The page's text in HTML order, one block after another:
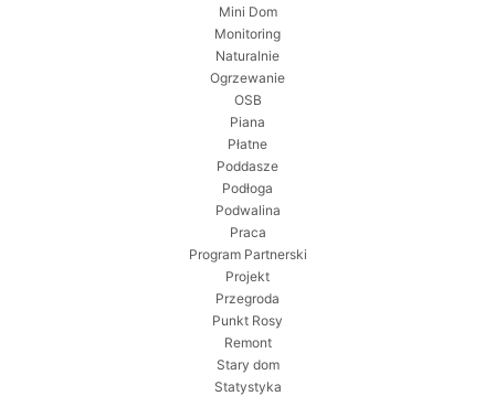
Mini Dom
Monitoring
Naturalnie
Ogrzewanie
OSB
Piana
Płatne
Poddasze
Podłoga
Podwalina
Praca
Program Partnerski
Projekt
Przegroda
Punkt Rosy
Remont
Stary dom
Statystyka